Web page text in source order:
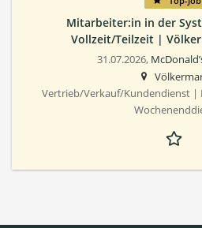
Mitarbeiter:in in der
Vollzeit/Teilzeit |
31.07.2026,
Vertrieb/Verkauf/Kundendienst |